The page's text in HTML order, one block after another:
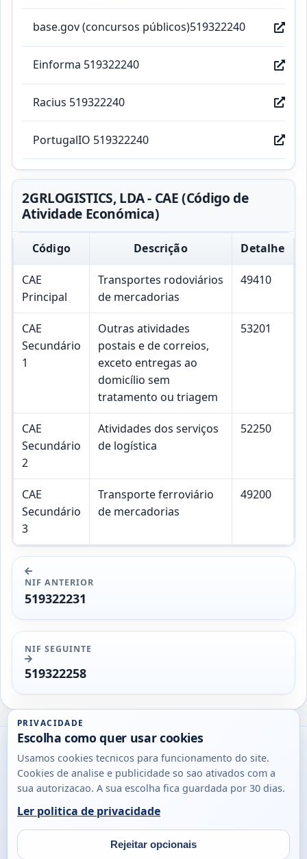
base.gov (concursos públicos)519322240
Einforma 519322240
Racius 519322240
PortugalIO 519322240
2GRLOGISTICS, LDA - CAE (Código de
Atividade Económica)
Código Descrição Detalhe
CAE
Principal
Transportes rodoviários
de mercadorias
49410
CAE
Secundário
1
Outras atividades
postais e de correios,
exceto entregas ao
domicílio sem
tratamento ou triagem
53201
CAE
Secundário
2
Atividades dos serviços
de logística
52250
CAE
Secundário
3
Transporte ferroviário
de mercadorias
49200
NIF ANTERIOR
519322231
NIF SEGUINTE
519322258
Utils
DB
Consultas
para
cidadaos,
SobrePrivacidade
Campos
Email
PRIVACIDADE
Escolha como quer usar cookies
Usamos cookies tecnicos para funcionamento do site.
Cookies de analise e publicidade so sao ativados com a
sua autorizacao. A sua escolha fica guardada por 30 dias.
Ler politica de privacidade
Rejeitar opcionais